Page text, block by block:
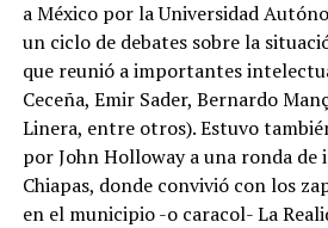
a México por la Universidad
un ciclo de debates sobre la
que reunió a importantes
Ceceña, Emir Sader, Bernardo
Linera, entre otros). Estuvo
por John Holloway a una ronda
Chiapas, donde convivió con los
en el municipio -o caracol- La